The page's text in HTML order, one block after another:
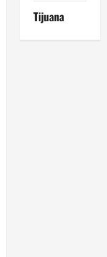
Tijuana